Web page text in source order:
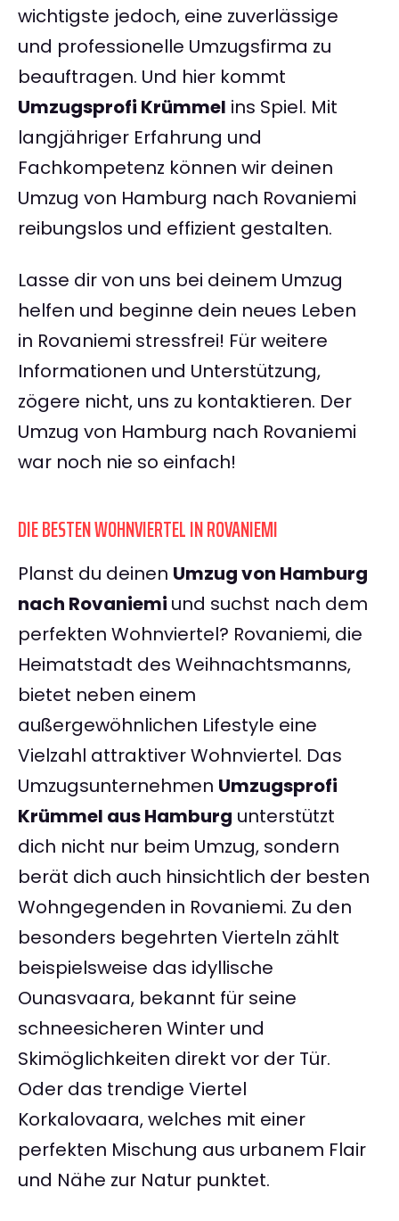
wichtigste jedoch, eine zuverlässige
und professionelle Umzugsfirma zu
beauftragen. Und hier kommt
Umzugsprofi Krümmel ins Spiel. Mit
langjähriger Erfahrung und
Fachkompetenz können wir deinen
Umzug von Hamburg nach Rovaniemi
reibungslos und effizient gestalten.
Lasse dir von uns bei deinem Umzug
helfen und beginne dein neues Leben
in Rovaniemi stressfrei! Für weitere
Informationen und Unterstützung,
zögere nicht, uns zu kontaktieren. Der
Umzug von Hamburg nach Rovaniemi
war noch nie so einfach!
DIE BESTEN WOHNVIERTEL IN ROVANIEMI
Planst du deinen Umzug von Hamburg
nach Rovaniemi und suchst nach dem
perfekten Wohnviertel? Rovaniemi, die
Heimatstadt des Weihnachtsmanns,
bietet neben einem
außergewöhnlichen Lifestyle eine
Vielzahl attraktiver Wohnviertel. Das
Umzugsunternehmen Umzugsprofi
Krümmel aus Hamburg unterstützt
dich nicht nur beim Umzug, sondern
berät dich auch hinsichtlich der besten
Wohngegenden in Rovaniemi. Zu den
besonders begehrten Vierteln zählt
beispielsweise das idyllische
Ounasvaara, bekannt für seine
schneesicheren Winter und
Skimöglichkeiten direkt vor der Tür.
Oder das trendige Viertel
Korkalovaara, welches mit einer
perfekten Mischung aus urbanem Flair
und Nähe zur Natur punktet.